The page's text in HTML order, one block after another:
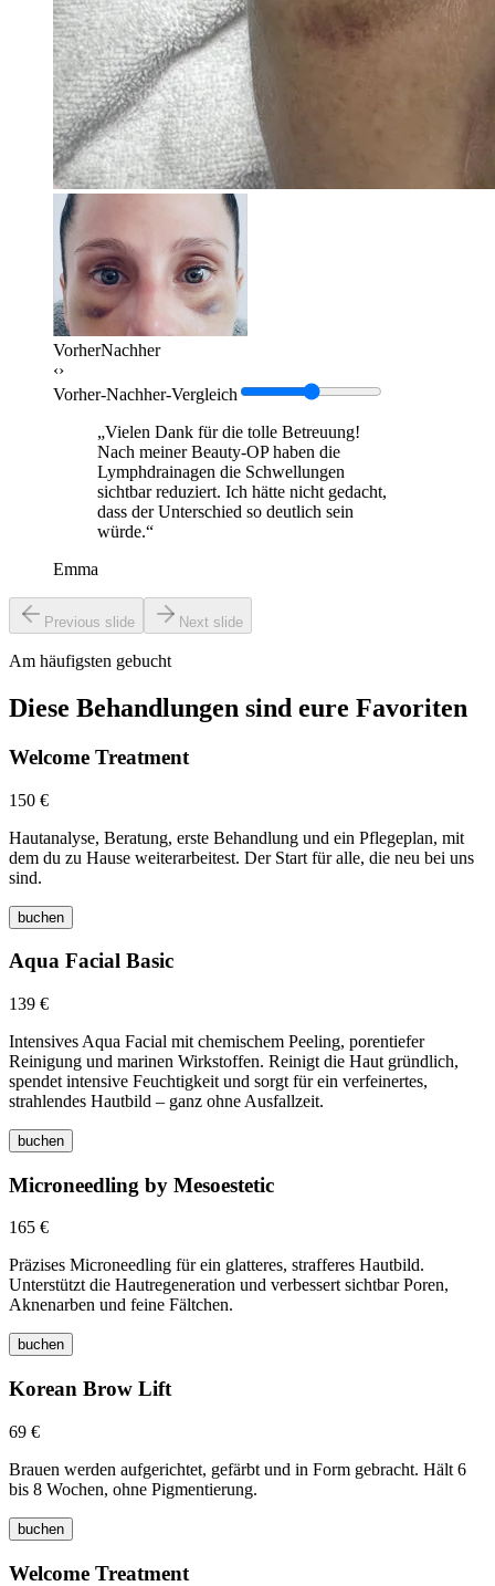
VorherNachher
‹›
Vorher-Nachher-Vergleich
„Vielen Dank für die tolle Betreuung!
Nach meiner Beauty-OP haben die
Lymphdrainagen die Schwellungen
sichtbar reduziert. Ich hätte nicht gedacht,
dass der Unterschied so deutlich sein
würde.“
Emma
Previous slide Next slide
Am häufigsten gebucht
Diese Behandlungen sind eure Favoriten
Welcome Treatment
150 €
Hautanalyse, Beratung, erste Behandlung und ein Pflegeplan, mit
dem du zu Hause weiterarbeitest. Der Start für alle, die neu bei uns
sind.
buchen
Aqua Facial Basic
139 €
Intensives Aqua Facial mit chemischem Peeling, porentiefer
Reinigung und marinen Wirkstoffen. Reinigt die Haut gründlich,
spendet intensive Feuchtigkeit und sorgt für ein verfeinertes,
strahlendes Hautbild – ganz ohne Ausfallzeit.
buchen
Microneedling by Mesoestetic
165 €
Präzises Microneedling für ein glatteres, strafferes Hautbild.
Unterstützt die Hautregeneration und verbessert sichtbar Poren,
Aknenarben und feine Fältchen.
buchen
Korean Brow Lift
69 €
Brauen werden aufgerichtet, gefärbt und in Form gebracht. Hält 6
bis 8 Wochen, ohne Pigmentierung.
buchen
Welcome Treatment